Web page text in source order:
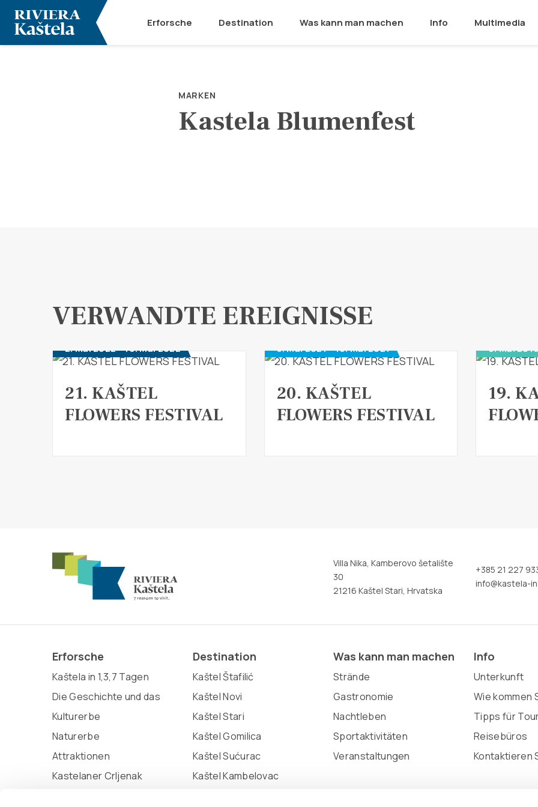
Erforsche Destination Was kann man machen Info Multimedia
MARKEN
Kastela Blumenfest
VERWANDTE EREIGNISSE
2. Mai 2022 - 16. Mai 2022
21. KAŠTEL
FLOWERS FESTIVAL
3. Mai 2021 - 16. Mai 2021
20. KAŠTEL
FLOWERS FESTIVAL
9. Mai
19.
Villa Nika, Kamberovo šetalište
30
21216 Kaštel Stari, Hrvatska
+385 21 227
info@kastela-
Erforsche
Kaštela in 1,3,7 Tagen
Die Geschichte und das
Kulturerbe
Naturerbe
Attraktionen
Kastelaner Crljenak
Destination
Kaštel Štafilić
Kaštel Novi
Kaštel Stari
Kaštel Gomilica
Kaštel Sućurac
Kaštel Kambelovac
Was kann man machen
Strände
Gastronomie
Nachtleben
Sportaktivitäten
Veranstaltungen
Info
Unterkunft
Wie kommen
Tipps für
Reisebüros
Kontaktieren